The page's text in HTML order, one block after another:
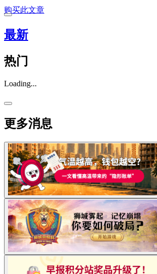
购买此文章
最新
热门
Loading...
更多消息